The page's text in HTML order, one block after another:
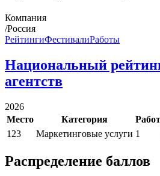
Компания
/Россия
РейтингиФестивалиРаботы
Национальный
агентств
2026
Место
Категория Работ
123
Маркетинговые услуги 1
Распределение баллов